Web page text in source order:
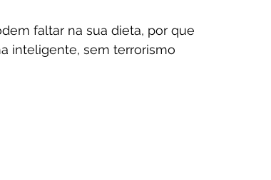
faltar na sua dieta, por que
inteligente, sem terrorismo